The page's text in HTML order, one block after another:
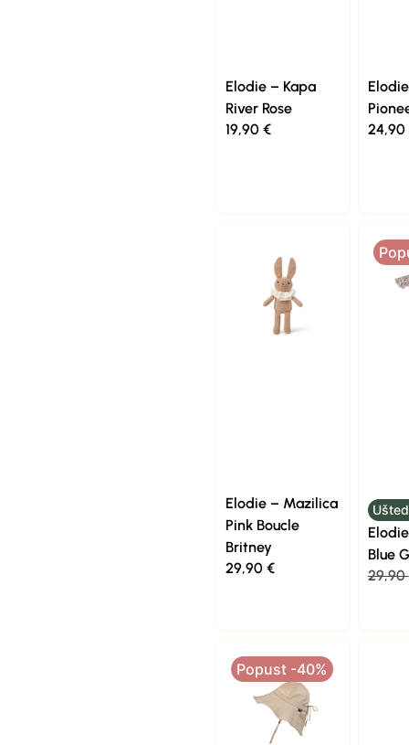
Elodie – Kapa
River Rose
19,90 €
24,90
Elodie – Mazilica
Pink Boucle
Britney
29,90 €
Blue
29,90
Popust -40%